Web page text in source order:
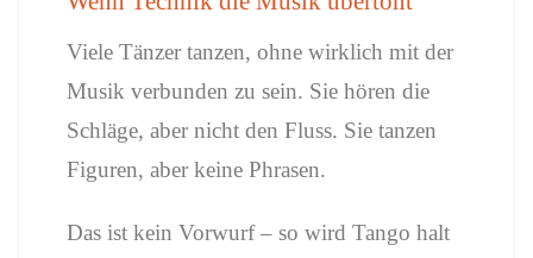
Viele Tänzer tanzen, ohne wirklich mit der
Musik verbunden zu sein. Sie hören die
Schläge, aber nicht den Fluss. Sie tanzen
Figuren, aber keine Phrasen.
Das ist kein Vorwurf – so wird Tango halt